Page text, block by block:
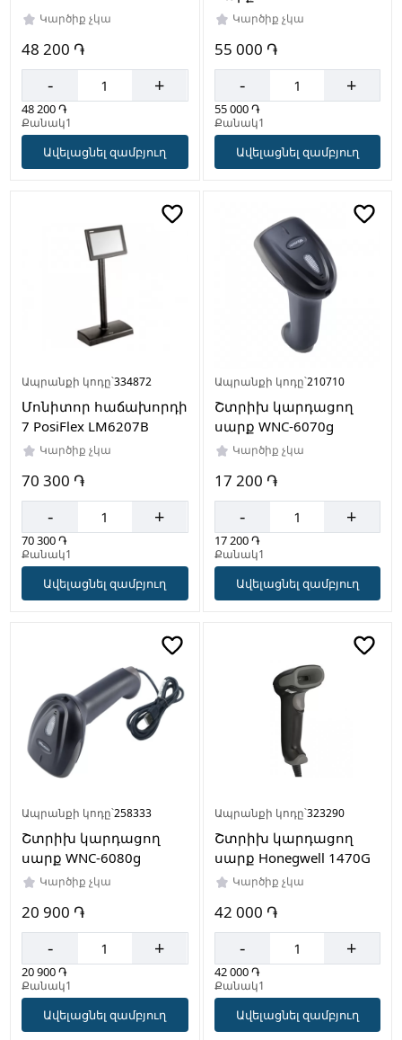
Կարծիք չկա
48 200 ֏
- +
48 200 ֏
Քանակ1
Ավելացնել զամբյուղ
Կարծիք չկա
55 000 ֏
- +
55 000 ֏
Քանակ1
Ավելացնել զամբյուղ
Ապրանքի կոդը՝334872
Մոնիտոր հաճախորդի
7 PosiFlex LM6207B
Կարծիք չկա
70 300 ֏
- +
70 300 ֏
Քանակ1
Ավելացնել զամբյուղ
Ապրանքի կոդը՝210710
Շտրիխ կարդացող
սարք WNC-6070g
Կարծիք չկա
17 200 ֏
- +
17 200 ֏
Քանակ1
Ավելացնել զամբյուղ
Ապրանքի կոդը՝258333
Շտրիխ կարդացող
սարք WNC-6080g
Կարծիք չկա
20 900 ֏
- +
20 900 ֏
Քանակ1
Ավելացնել զամբյուղ
Ապրանքի կոդը՝323290
Շտրիխ կարդացող
սարք Honegwell 1470G
Կարծիք չկա
42 000 ֏
- +
42 000 ֏
Քանակ1
Ավելացնել զամբյուղ